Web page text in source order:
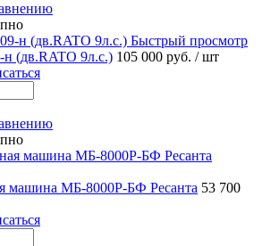
Быстрый просмотр
н (дв.RATO 9л.с.) 105 000 руб. / шт
машина МБ-8000Р-БФ Ресанта 53 700